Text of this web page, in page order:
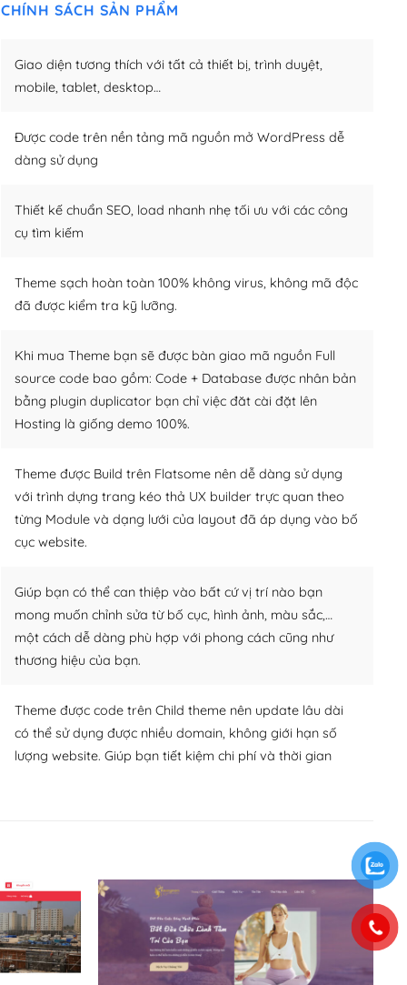
CHÍNH SÁCH SẢN PHẨM
Giao diện tương thích với tất cả thiết bị, trình duyệt,
mobile, tablet, desktop…
Được code trên nền tảng mã nguồn mở WordPress dễ
dàng sử dụng
Thiết kế chuẩn SEO, load nhanh nhẹ tối ưu với các công
cụ tìm kiếm
Theme sạch hoàn toàn 100% không virus, không mã độc
đã được kiểm tra kỹ lưỡng.
Khi mua Theme bạn sẽ được bàn giao mã nguồn Full
source code bao gồm: Code + Database được nhân bản
bằng plugin duplicator bạn chỉ việc đăt cài đặt lên
Hosting là giống demo 100%.
Theme được Build trên Flatsome nên dễ dàng sử dụng
với trình dựng trang kéo thả UX builder trực quan theo
từng Module và dạng lưới của layout đã áp dụng vào bố
cục website.
Giúp bạn có thể can thiệp vào bất cứ vị trí nào bạn
mong muốn chỉnh sửa từ bố cục, hình ảnh, màu sắc,…
một cách dễ dàng phù hợp với phong cách cũng như
thương hiệu của bạn.
Theme được code trên Child theme nên update lâu dài
có thể sử dụng được nhiều domain, không giới hạn số
lượng website. Giúp bạn tiết kiệm chi phí và thời gian